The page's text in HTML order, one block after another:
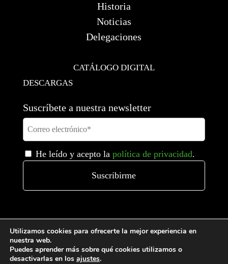
Historia
Noticias
Delegaciones
CATÁLOGO DIGITAL
DESCARGAS
Suscríbete a nuestra newsletter
He leído y acepto la política de privacidad.
Utilizamos cookies para ofrecerte la mejor experiencia en
nuestra web.
Puedes aprender más sobre qué cookies utilizamos o
desactivarlas en los ajustes.